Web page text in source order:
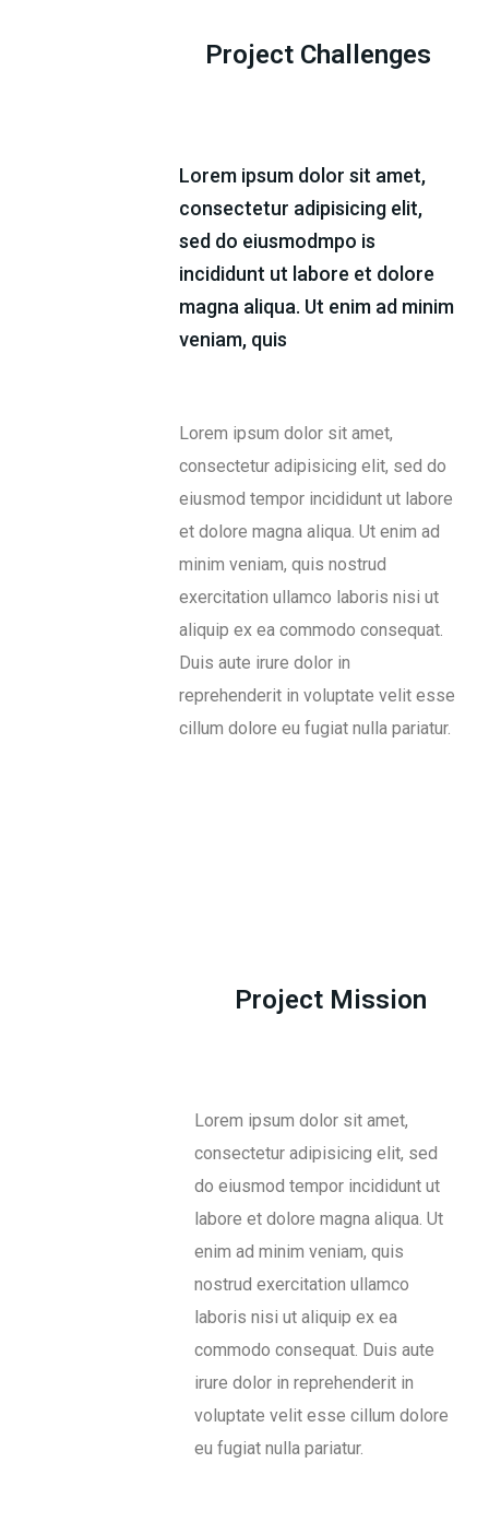
Project Challenges
Lorem ipsum dolor sit amet,
consectetur adipisicing elit,
sed do eiusmodmpo is
incididunt ut labore et dolore
magna aliqua. Ut enim ad minim
veniam, quis
Lorem ipsum dolor sit amet,
consectetur adipisicing elit, sed do
eiusmod tempor incididunt ut labore
et dolore magna aliqua. Ut enim ad
minim veniam, quis nostrud
exercitation ullamco laboris nisi ut
aliquip ex ea commodo consequat.
Duis aute irure dolor in
reprehenderit in voluptate velit esse
cillum dolore eu fugiat nulla pariatur.
Project Mission
Lorem ipsum dolor sit amet,
consectetur adipisicing elit, sed
do eiusmod tempor incididunt ut
labore et dolore magna aliqua. Ut
enim ad minim veniam, quis
nostrud exercitation ullamco
laboris nisi ut aliquip ex ea
commodo consequat. Duis aute
irure dolor in reprehenderit in
voluptate velit esse cillum dolore
eu fugiat nulla pariatur.